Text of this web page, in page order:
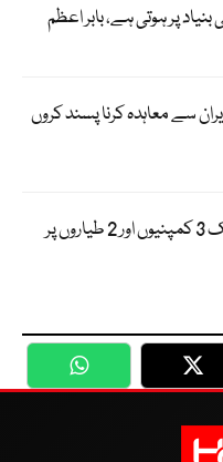
پر ہوتی ہے، بابر اعظم
سے معاہدہ کرنا پسند کروں
امریکا نے ایران سے منسلک 3 کمپنیوں اور 2 طیاروں پر
WhatsApp